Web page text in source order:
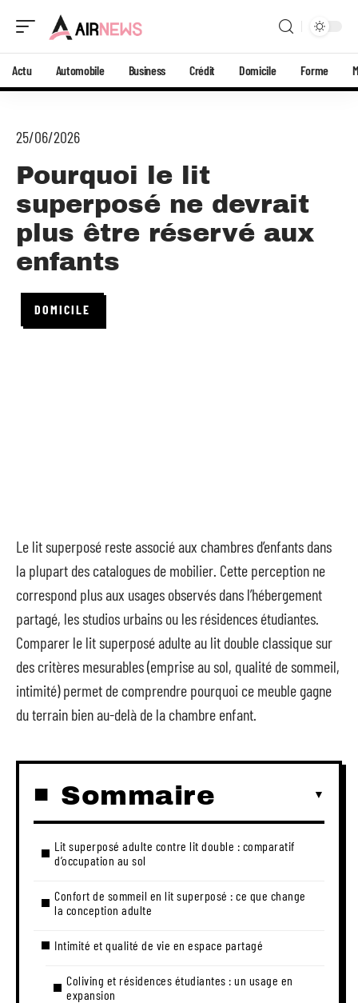
Actu Automobile Business Crédit Domicile Forme
25/06/2026
Pourquoi le lit
superposé ne devrait
plus être réservé aux
enfants
DOMICILE
Le lit superposé reste associé aux chambres d’enfants dans
la plupart des catalogues de mobilier. Cette perception ne
correspond plus aux usages observés dans l’hébergement
partagé, les studios urbains ou les résidences étudiantes.
Comparer le lit superposé adulte au lit double classique sur
des critères mesurables (emprise au sol, qualité de sommeil,
intimité) permet de comprendre pourquoi ce meuble gagne
du terrain bien au-delà de la chambre enfant.
Sommaire
Lit superposé adulte contre lit double : comparatif
d’occupation au sol
Confort de sommeil en lit superposé : ce que change
la conception adulte
Intimité et qualité de vie en espace partagé
Coliving et résidences étudiantes : un usage en
expansion